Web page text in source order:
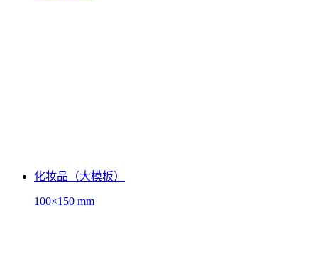
化妆品（大模板）
100×150 mm